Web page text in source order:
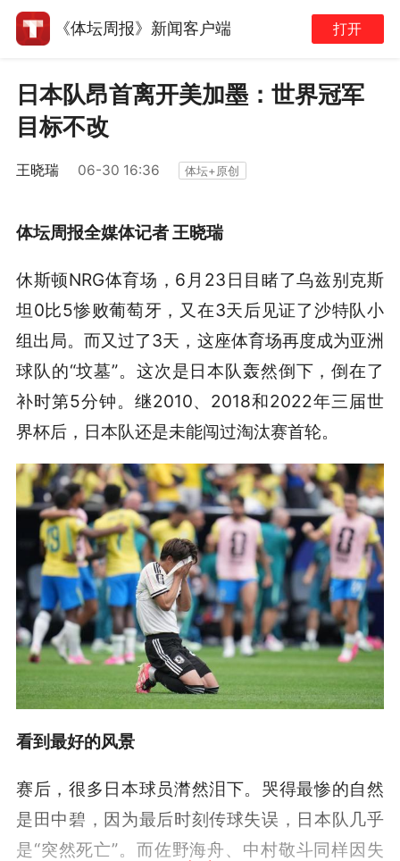
《体坛周报》新闻客户端 打开
日本队昂首离开美加墨：世界冠军
目标不改
王晓瑞 06-30 16:36 体坛+原创
体坛周报全媒体记者 王晓瑞
休斯顿NRG体育场，6月23日目睹了乌兹别克斯
坦0比5惨败葡萄牙，又在3天后见证了沙特队小
组出局。而又过了3天，这座体育场再度成为亚洲
球队的“坟墓”。这次是日本队轰然倒下，倒在了
补时第5分钟。继2010、2018和2022年三届世
界杯后，日本队还是未能闯过淘汰赛首轮。
看到最好的风景
赛后，很多日本球员潸然泪下。哭得最惨的自然
是田中碧，因为最后时刻传球失误，日本队几乎
是“突然死亡”。而佐野海舟、中村敬斗同样因失